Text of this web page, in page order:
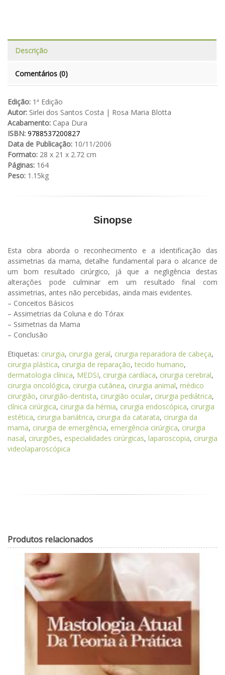
Descrição
Comentários (0)
Edição: 1ª Edição
Autor: Sirlei dos Santos Costa | Rosa Maria Blotta
Acabamento: Capa Dura
ISBN: 9788537200827
Data de Publicação: 10/11/2006
Formato: 28 x 21 x 2.72 cm
Páginas: 164
Peso: 1.15kg
Sinopse
Esta obra aborda o reconhecimento e a identificação das
assimetrias da mama, detalhe fundamental para o alcance de
um bom resultado cirúrgico, já que a negligência destas
alterações pode culminar em um resultado final com
assimetrias, antes não percebidas, ainda mais evidentes.
– Conceitos Básicos
– Assimetrias da Coluna e do Tórax
– Ssimetrias da Mama
– Conclusão
Etiquetas: cirurgia, cirurgia geral, cirurgia reparadora de cabeça,
cirurgia plástica, cirurgia de reparação,tecido humano,
dermatologia clínica, MEDSI, cirurgia cardíaca, cirurgia cerebral,
cirurgia oncológica, cirurgia cutânea, cirurgia animal, médico
cirurgião, cirurgião-dentista, cirurgião ocular, cirurgia pediátrica,
clínica cirúrgica, cirurgia da hérnia, cirurgia endoscópica, cirurgia
estética, cirurgia bariátrica, cirurgia da catarata, cirurgia da
mama, cirurgia de emergência, emergência cirúrgica, cirurgia
nasal, cirurgiões, especialidades cirúrgicas, laparoscopia, cirurgia
videolaparoscópica
Produtos relacionados